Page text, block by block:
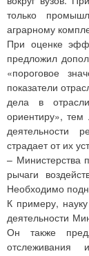
только
аграрному
При оценке
предложил
«пороговое
показатели
дела в
ориентиру», тем
деятельности
страдает от их
– Министерства
рычаги
Необходимо
К примеру,
деятельности
Он также
отслеживания